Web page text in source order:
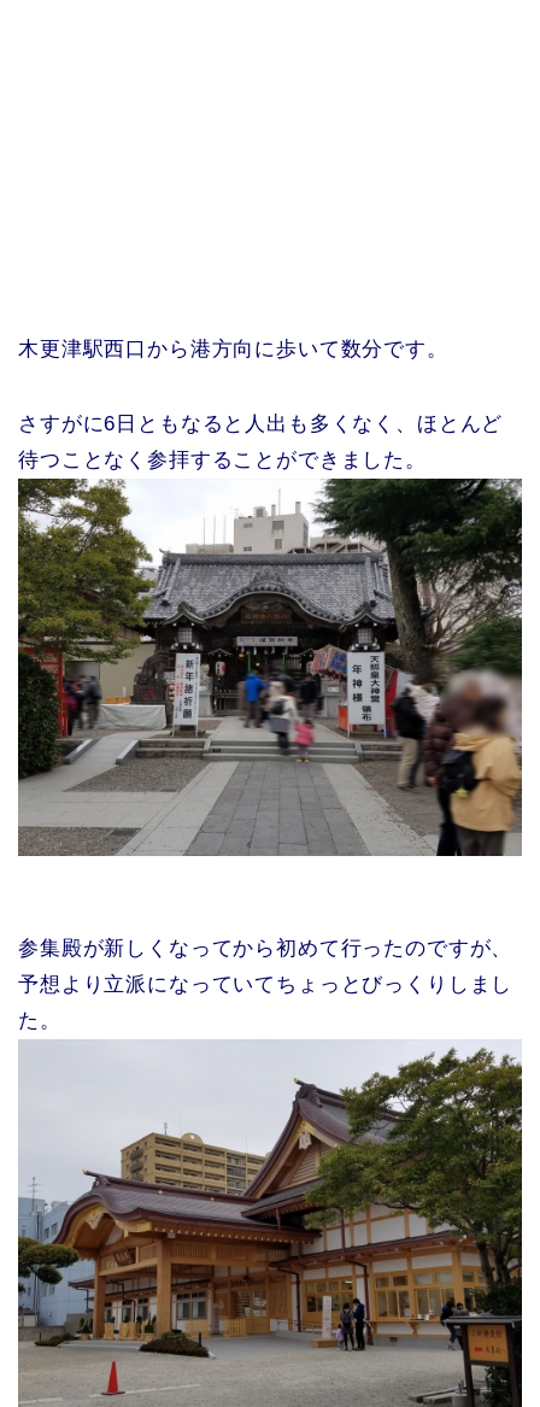
木更津駅西口から港方向に歩いて数分です。
さすがに6日ともなると人出も多くなく、ほとんど
待つことなく参拝することができました。
参集殿が新しくなってから初めて行ったのですが、
予想より立派になっていてちょっとびっくりしまし
た。